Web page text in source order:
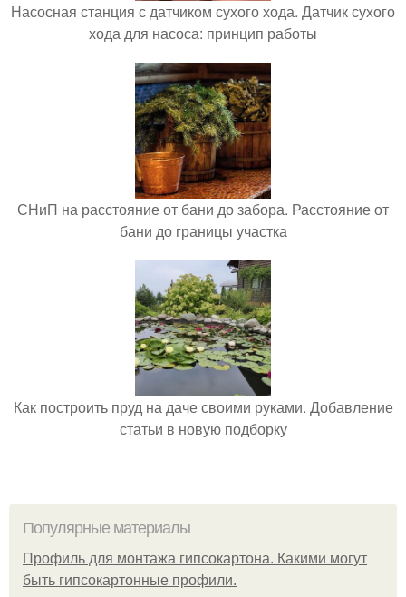
Насосная станция с датчиком сухого хода. Датчик сухого
хода для насоса: принцип работы
СНиП на расстояние от бани до забора. Расстояние от
бани до границы участка
Как построить пруд на даче своими руками. Добавление
статьи в новую подборку
Популярные материалы
Профиль для монтажа гипсокартона. Какими могут
быть гипсокартонные профили.